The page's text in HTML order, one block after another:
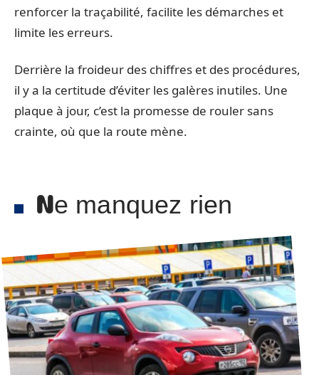
renforcer la traçabilité, facilite les démarches et
limite les erreurs.
Derrière la froideur des chiffres et des procédures,
il y a la certitude d’éviter les galères inutiles. Une
plaque à jour, c’est la promesse de rouler sans
crainte, où que la route mène.
Ne manquez rien